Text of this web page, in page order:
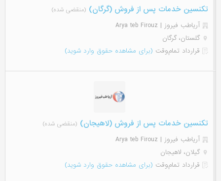
تکنسین خدمات پس از فروش (گرگان) (منقضی شده)
آریاطب فیروز | Arya teb Firouz
گلستان، گرگان
قرارداد تمام‌وقت (برای مشاهده حقوق وارد شوید)
تکنسین خدمات پس از فروش (لاهیجان) (منقضی شده)
آریاطب فیروز | Arya teb Firouz
گیلان، لاهیجان
قرارداد تمام‌وقت (برای مشاهده حقوق وارد شوید)